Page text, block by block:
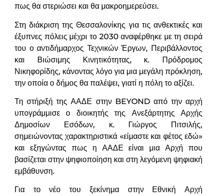
πως θα στεριώσει και θα μακροημερεύσει.
Στη διάκριση της Θεσσαλονίκης για τις ανθεκτικές και
έξυπνες πόλεις μέχρι το 2030 αναφέρθηκε με τη σειρά
του ο αντιδήμαρχος Τεχνικών Έργων, Περιβάλλοντος
και Βιώσιμης Κινητικότητας, κ. Πρόδρομος
Νικηφορίδης, κάνοντας λόγο για μια μεγάλη πρόκληση,
την οποία ο δήμος θα παλέψει, γιατί η πόλη το αξίζει.
Τη στήριξή της ΑΑΔΕ στην BEYOND από την αρχή
υπογράμμισε ο διοικητής της Ανεξάρτητης Αρχής
Δημοσίων Εσόδων, κ. Γιώργος Πιτσιλής,
σημειώνοντας χαρακτηριστικά «είμαστε και φέτος εδώ»
και εξηγώντας πως η ΑΑΔΕ είναι μια Αρχή που
βασίζεται στην ψηφιοποίηση και στη λεγόμενη ψηφιακή
εμβάθυνση.
Για το νέο του ξεκίνημα στην Εθνική Αρχή